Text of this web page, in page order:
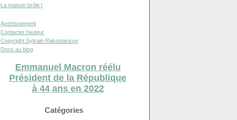
La maison brûle !
Avertissement
Contacter l'auteur
Copyright Sylvain Rakotoarison
Dons au blog
Emmanuel Macron réélu
Président de la République
à 44 ans en 2022
Catégories